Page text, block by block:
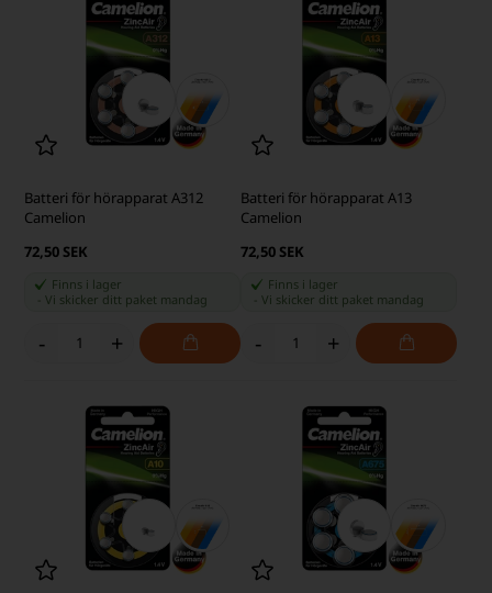
Batteri för hörapparat A312
Camelion
72,50 SEK
Finns i lager
-Vi skicker ditt paket mandag
- +
Batteri för hörapparat A13
Camelion
72,50 SEK
Finns i lager
Vi skicker ditt paket mandag
- +